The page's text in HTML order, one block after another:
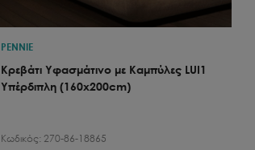
PENNIE
Κρεβάτι Υφασμάτινο με Καμπύλες LUI1
Υπέρδιπλη (160x200cm)
Κωδικός: 270-86-18865